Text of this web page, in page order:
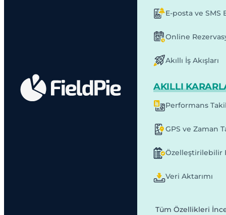
E-posta ve
Online
Akıllı İş Akışları
AKILLI
Performans
GPS ve Zaman
Özelleştirilebilir
Veri Aktarımı
Tüm Özellikleri